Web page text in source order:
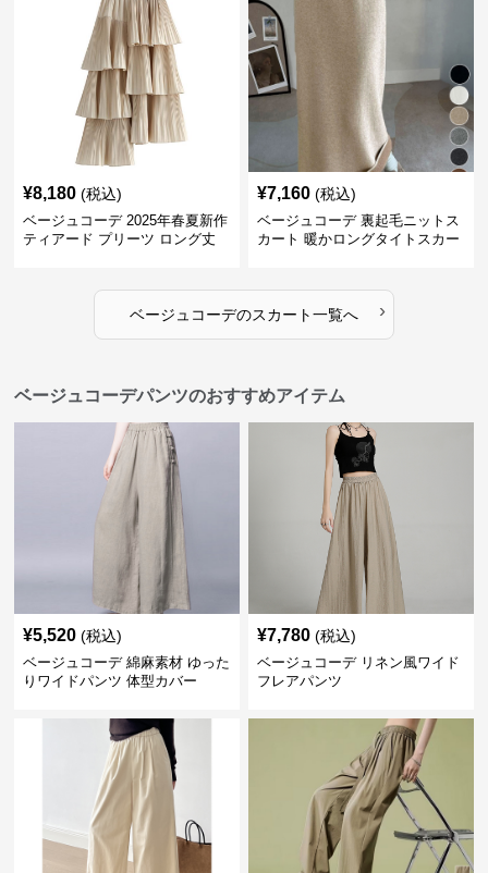
¥8,180 (税込)
ベージュコーデ 2025年春夏新作
ティアード プリーツ ロング丈
¥7,160 (税込)
ベージュコーデ 裏起毛ニットス
カート 暖かロングタイトスカー
ベージュコーデのスカート一覧へ ›
ベージュコーデパンツのおすすめアイテム
¥5,520 (税込)
ベージュコーデ 綿麻素材 ゆった
りワイドパンツ 体型カバー
¥7,780 (税込)
ベージュコーデ リネン風ワイド
フレアパンツ